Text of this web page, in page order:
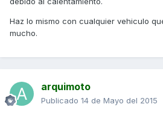
Haz lo mismo con cualquier vehiculo
mucho.
arquimoto
Publicado 14 de Mayo del 2015